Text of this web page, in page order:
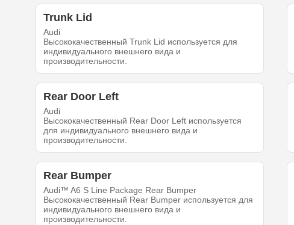
Trunk Lid
Audi
Высококачественный Trunk Lid используется для
индивидуального внешнего вида и
производительности.
Rear Door Left
Audi
Высококачественный Rear Door Left используется
для индивидуального внешнего вида и
производительности.
Rear Bumper
Audi™ A6 S Line Package Rear Bumper
Высококачественный Rear Bumper используется для
индивидуального внешнего вида и
производительности.